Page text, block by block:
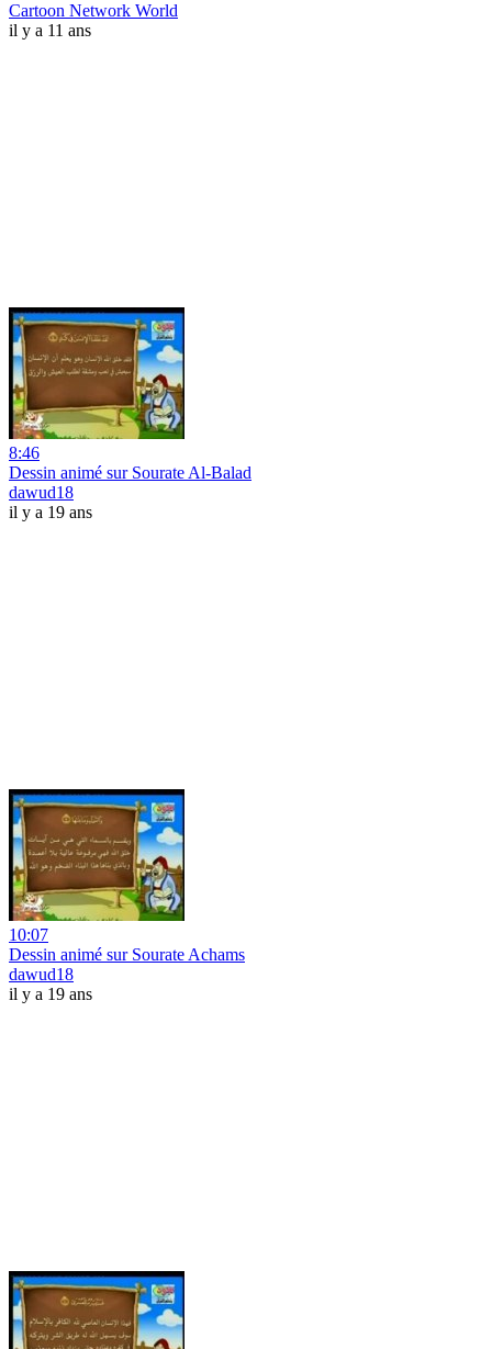
Cartoon Network World
il y a 11 ans
8:46
Dessin animé sur Sourate Al-Balad
dawud18
il y a 19 ans
10:07
Dessin animé sur Sourate Achams
dawud18
il y a 19 ans